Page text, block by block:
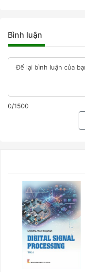
Bình luận
0/1500